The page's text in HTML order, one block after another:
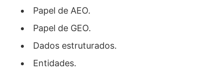
Papel de AEO.
Papel de GEO.
Dados estruturados.
Entidades.